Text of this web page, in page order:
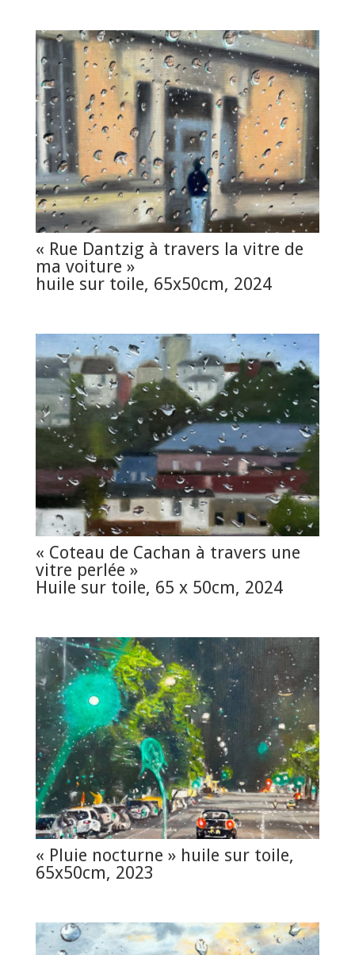
« Rue Dantzig à travers la vitre de
ma voiture »
huile sur toile, 65x50cm, 2024
« Coteau de Cachan à travers une
vitre perlée »
Huile sur toile, 65 x 50cm, 2024
« Pluie nocturne » huile sur toile,
65x50cm, 2023